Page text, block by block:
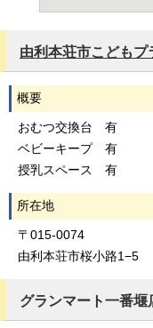
由利本荘市こども
概要
おむつ交換台 有
ベビーキープ 有
授乳スペース 有
所在地
〒015-0074
由利本荘市桜小路1−5
グランマート一番